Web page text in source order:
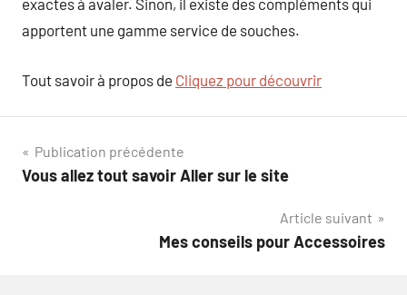
exactes à avaler. Sinon, il existe des compléments qui
apportent une gamme service de souches.
Tout savoir à propos de Cliquez pour découvrir
Navigation
de
Publication précédente
Vous allez tout savoir Aller sur le site
Article suivant
Mes conseils pour Accessoires